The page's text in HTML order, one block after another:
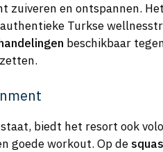
zuiveren en ontspannen.
Turkse
beschikbaar
biedt het resort ook
goede workout. Op de